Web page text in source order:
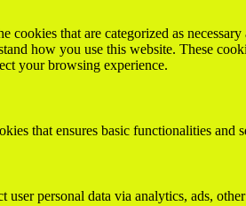
that are categorized as
how you use this website. These
your browsing experience.
that ensures basic functionalities and
personal data via analytics, ads,